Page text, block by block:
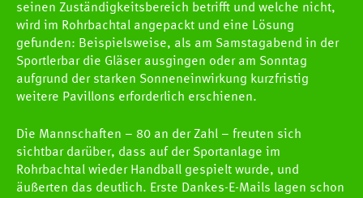
seinen Zuständigkeitsbereich betrifft und welche nicht,
wird im Rohrbachtal angepackt und eine Lösung
gefunden: Beispielsweise, als am Samstagabend in der
Sportlerbar die Gläser ausgingen oder am Sonntag
aufgrund der starken Sonneneinwirkung kurzfristig
weitere Pavillons erforderlich erschienen.
Die Mannschaften – 80 an der Zahl – freuten sich
sichtbar darüber, dass auf der Sportanlage im
Rohrbachtal wieder Handball gespielt wurde, und
äußerten das deutlich. Erste Dankes-E-Mails lagen schon